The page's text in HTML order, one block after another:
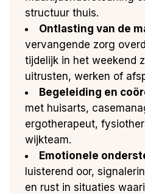
structuur thuis.
Ontlasting van de
vervangende zorg
tijdelijk in het weekend
uitrusten, werken of
Begeleiding en
met huisarts,
ergotherapeut,
wijkteam.
Emotionele
luisterend oor,
en rust in situaties